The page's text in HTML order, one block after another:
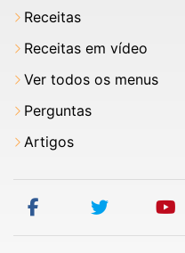
Receitas
Receitas em vídeo
Ver todos os menus
Perguntas
Artigos
facebooktwitter